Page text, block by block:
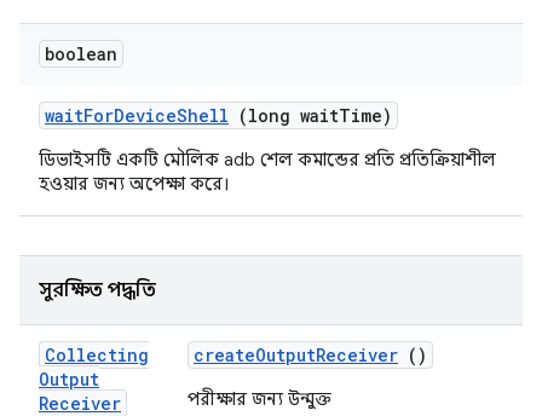
boolean
waitForDeviceShell (long waitTime)
ডিভাইসটি একটি মৌলিক adb শেল কমান্ডের প্রতি প্রতিক্রিয়াশীল
হওয়ার জন্য অপেক্ষা করে।
সুরক্ষিত পদ্ধতি
Collecting
Output
Receiver
createOutputReceiver ()
পরীক্ষার জন্য উন্মুক্ত